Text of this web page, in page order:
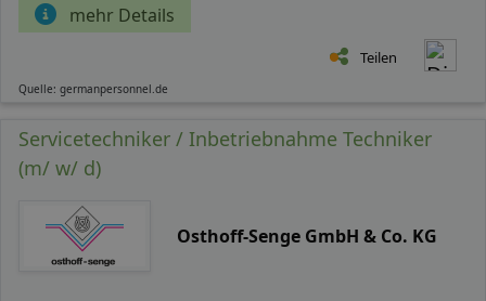
mehr Details
Teilen
Quelle: germanpersonnel.de
Servicetechniker / Inbetriebnahme Techniker
(m/ w/ d)
Osthoff-Senge GmbH & Co. KG